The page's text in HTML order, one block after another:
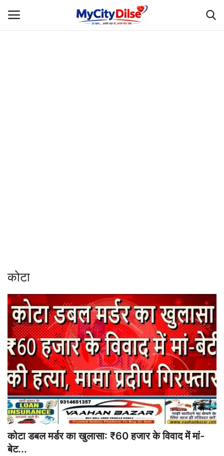
शिक्षा
Rajasthani Influencers
देश
दुनिया
ऑटोमोबाइल
मनोरंजन
पॉलिटिक्स
धर्म
कोटा
कोटा डबल मर्डर का खुलासा: ₹60 हजार के विवाद में मां-
बेट...